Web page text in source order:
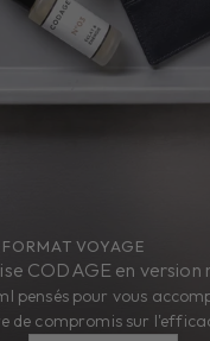
VOYAGE
CODAGE en version
pensés pour vous
de compromis sur